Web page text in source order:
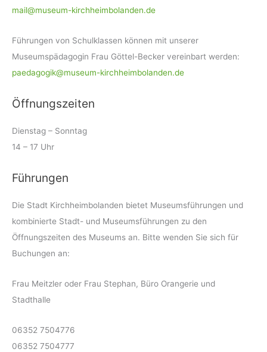
mail@museum-kirchheimbolanden.de
Führungen von Schulklassen können mit unserer
Museumspädagogin Frau Göttel-Becker vereinbart werden:
paedagogik@museum-kirchheimbolanden.de
Öffnungszeiten
Dienstag – Sonntag
14 – 17 Uhr
Führungen
Die Stadt Kirchheimbolanden bietet Museumsführungen und
kombinierte Stadt- und Museumsführungen zu den
Öffnungszeiten des Museums an. Bitte wenden Sie sich für
Buchungen an:
Frau Meitzler oder Frau Stephan, Büro Orangerie und
Stadthalle
06352 7504776
06352 7504777